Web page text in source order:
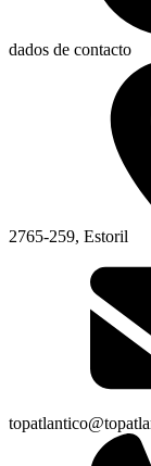
dados de contacto
2765-259, Estoril